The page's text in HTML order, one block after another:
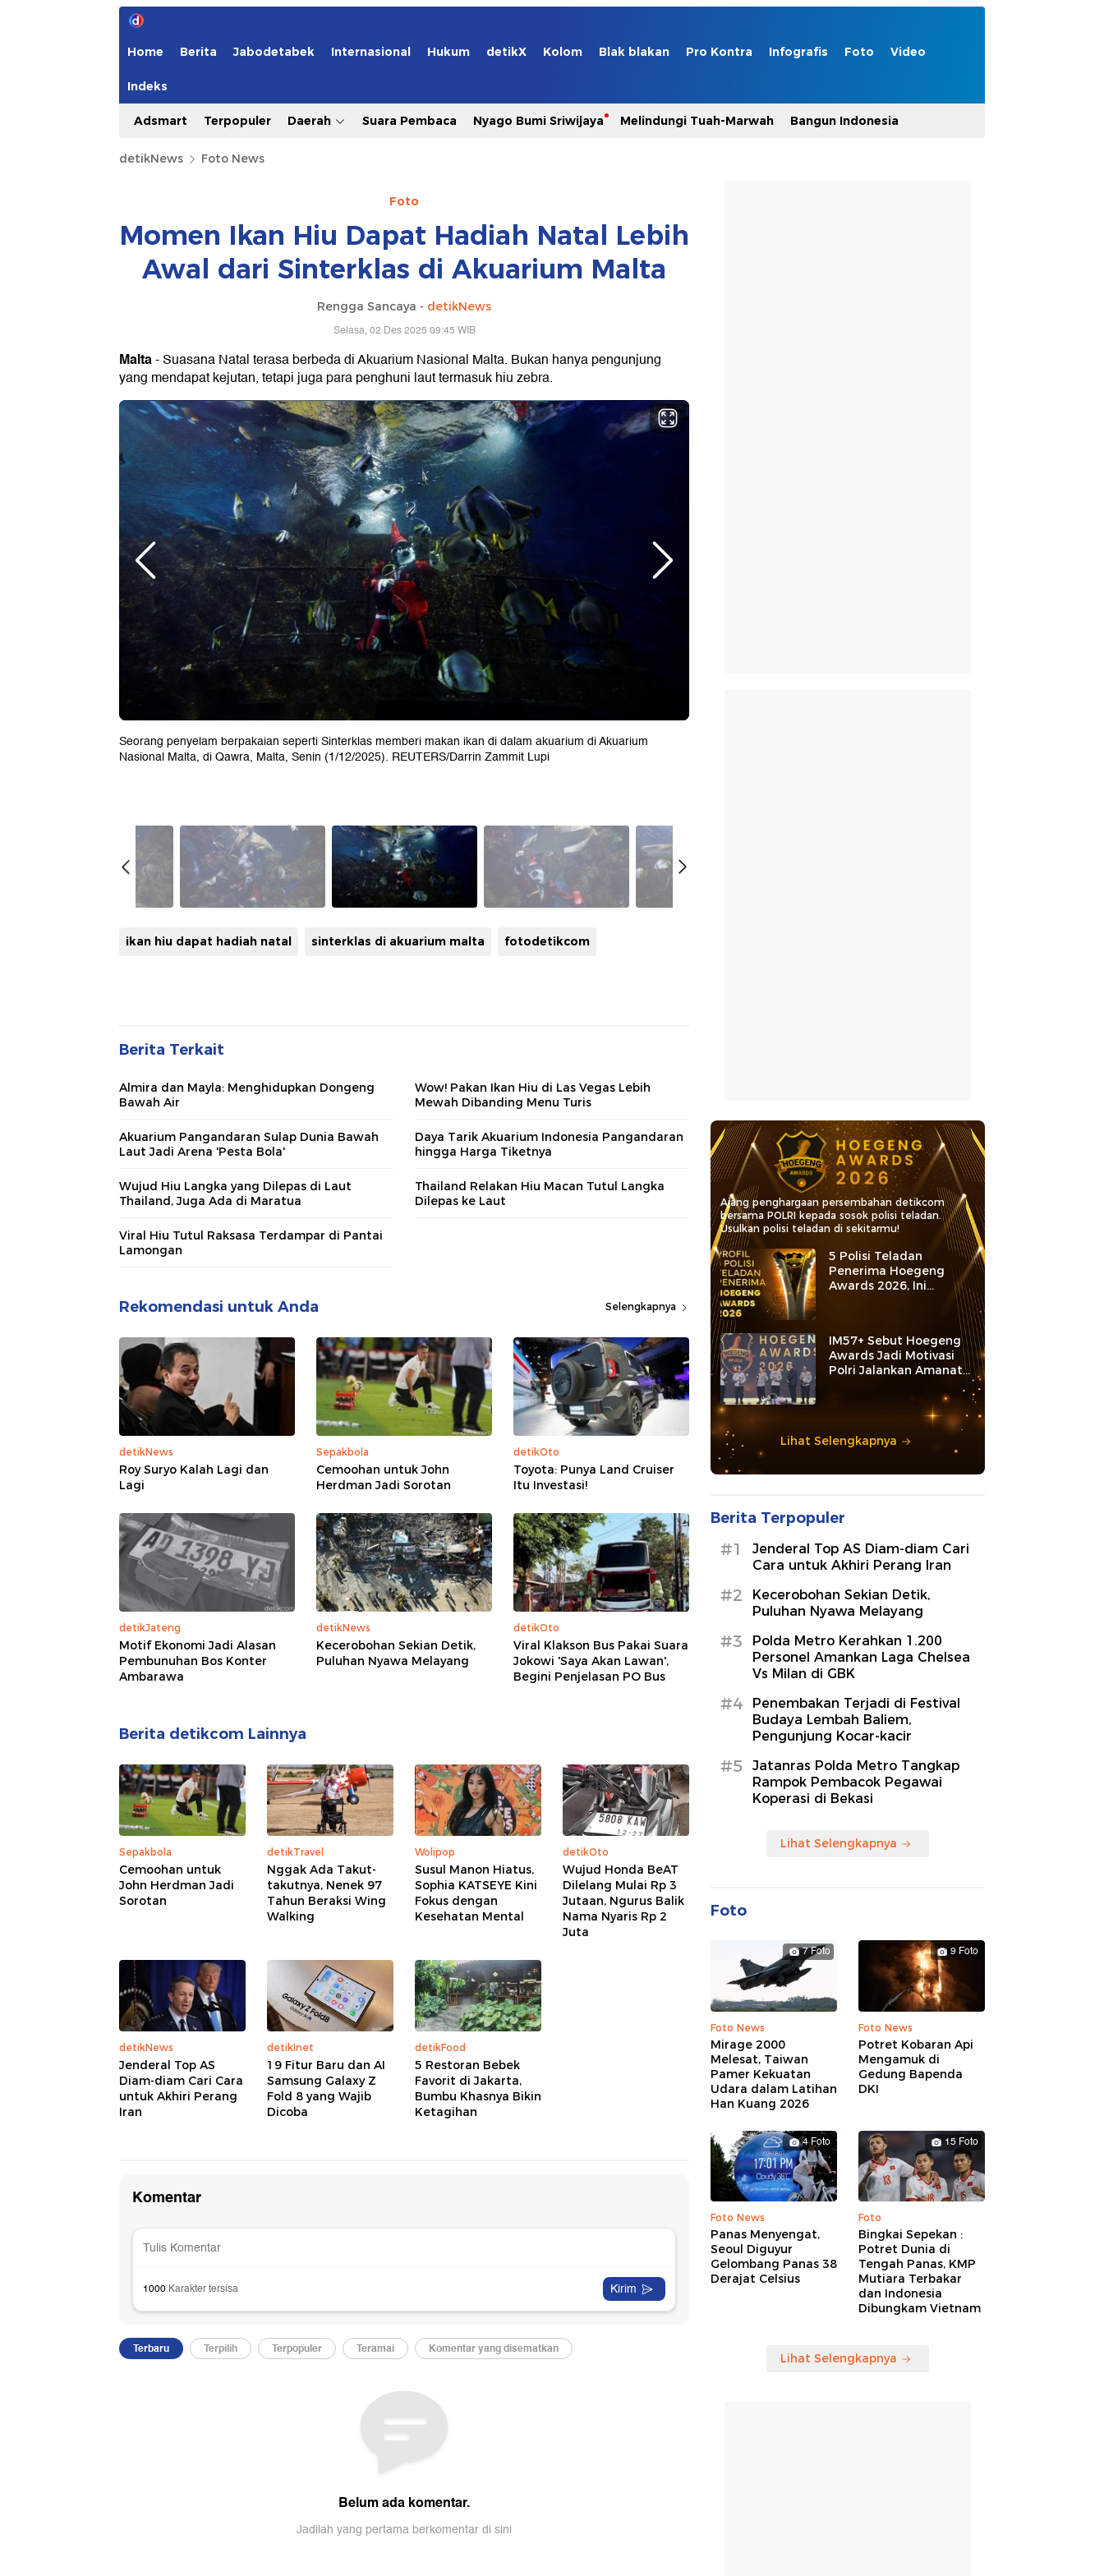
Home Berita Jabodetabek Internasional Hukum detikX Kolom Blak blakan Pro Kontra Infografis Foto Video
Indeks
Adsmart Terpopuler Daerah Suara Pembaca Nyago Bumi Sriwijaya Melindungi Tuah-Marwah Bangun Indonesia
detikNews Foto News
Foto
Momen Ikan Hiu Dapat Hadiah Natal Lebih
Awal dari Sinterklas di Akuarium Malta
Rengga Sancaya - detikNews
Selasa, 02 Des 2025 09:45 WIB
Malta- Suasana Natal terasa berbeda di Akuarium Nasional Malta. Bukan hanya pengunjung
yang mendapat kejutan, tetapi juga para penghuni laut termasuk hiu zebra.
Seorang penyelam berpakaian seperti Sinterklas memberi makan ikan di dalam akuarium di Akuarium
Nasional Malta, di Qawra, Malta, Senin (1/12/2025). REUTERS/Darrin Zammit Lupi
ikan hiu dapat hadiah natal sinterklas di akuarium malta fotodetikcom
Berita Terkait
Almira dan Mayla: Menghidupkan Dongeng
Bawah Air
Wow! Pakan Ikan Hiu di Las Vegas Lebih
Mewah Dibanding Menu Turis
Akuarium Pangandaran Sulap Dunia Bawah
Laut Jadi Arena 'Pesta Bola'
Daya Tarik Akuarium Indonesia Pangandaran
hingga Harga Tiketnya
Wujud Hiu Langka yang Dilepas di Laut
Thailand, Juga Ada di Maratua
Thailand Relakan Hiu Macan Tutul Langka
Dilepas ke Laut
Viral Hiu Tutul Raksasa Terdampar di Pantai
Lamongan
Rekomendasi untuk Anda Selengkapnya
detikNews
Roy Suryo Kalah Lagi dan
Lagi
Sepakbola
Cemoohan untuk John
Herdman Jadi Sorotan
detikOto
Toyota: Punya Land Cruiser
Itu Investasi!
detikJateng
Motif Ekonomi Jadi Alasan
Pembunuhan Bos Konter
Ambarawa
detikNews
Kecerobohan Sekian Detik,
Puluhan Nyawa Melayang
detikOto
Viral Klakson Bus Pakai Suara
Jokowi 'Saya Akan Lawan',
Begini Penjelasan PO Bus
Berita detikcom Lainnya
Sepakbola
Cemoohan untuk
John Herdman Jadi
Sorotan
detikTravel
Nggak Ada Takut-
takutnya, Nenek 97
Tahun Beraksi Wing
Walking
Wolipop
Susul Manon Hiatus,
Sophia KATSEYE Kini
Fokus dengan
Kesehatan Mental
detikOto
Wujud Honda BeAT
Dilelang Mulai Rp 3
Jutaan, Ngurus Balik
Nama Nyaris Rp 2
Juta
detikNews
Jenderal Top AS
Diam-diam Cari Cara
untuk Akhiri Perang
Iran
detikInet
19 Fitur Baru dan AI
Samsung Galaxy Z
Fold 8 yang Wajib
Dicoba
detikFood
5 Restoran Bebek
Favorit di Jakarta,
Bumbu Khasnya Bikin
Ketagihan
Ajang penghargaan persembahan detikcom
bersama POLRI kepada sosok polisi teladan.
Usulkan polisi teladan di sekitarmu!
5 Polisi Teladan
Penerima Hoegeng
Awards 2026, Ini
Kategori dan Kiprahnya
IM57+ Sebut Hoegeng
Awards Jadi Motivasi
Polri Jalankan Amanat
Lihat Selengkapnya
Berita Terpopuler
#1
Jenderal Top AS Diam-diam Cari
Cara untuk Akhiri Perang Iran
#2
Kecerobohan Sekian Detik,
Puluhan Nyawa Melayang
#3
Polda Metro Kerahkan 1.200
Personel Amankan Laga Chelsea
Vs Milan di GBK
#4
Penembakan Terjadi di Festival
Budaya Lembah Baliem,
Pengunjung Kocar-kacir
#5
Jatanras Polda Metro Tangkap
Rampok Pembacok Pegawai
Koperasi di Bekasi
Lihat Selengkapnya
Foto
7 Foto
Foto News
Mirage 2000
Melesat, Taiwan
Pamer Kekuatan
Udara dalam Latihan
Han Kuang 2026
9 Foto
Foto News
Potret Kobaran Api
Mengamuk di
Gedung Bapenda
DKI
4 Foto
Foto News
Panas Menyengat,
Seoul Diguyur
Gelombang Panas 38
Derajat Celsius
15 Foto
Foto
Bingkai Sepekan :
Potret Dunia di
Tengah Panas, KMP
Mutiara Terbakar
dan Indonesia
Dibungkam Vietnam
Lihat Selengkapnya